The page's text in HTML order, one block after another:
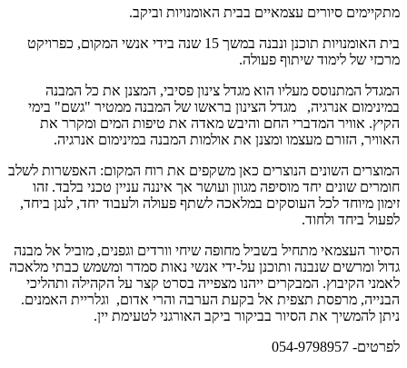
מתקיימים סיורים עצמאיים בבית האומנויות וביקב.
בית האומנויות תוכנן ונבנה במשך 15 שנה בידי אנשי המקום, כפרויקט
מרכזי של לימוד שיתוף פעולה.
המגדל המתנוסס מעליו הוא מגדל צינון פסיבי, המצנן את כל המבנה
במינימום אנרגיה, מגדל הצינון בראשו של המבנה ממטיר "גשם" בימי
הקיץ. אוויר המדברי החם והיבש מאדה את טיפות המים ומקרר את
האוויר, הזורם מעצמו ומצנן את אולמות המבנה במינימום אנרגיה.
המוצרים השונים הנוצרים כאן משקפים את רוח המקום: האפשרות לשלב
חומרים שונים יחד מוסיפה מגוון ועושר אך איננה עניין טכני בלבד. זהו
זימון מיוחד לכל העוסקים במלאכה לשתף פעולה ולעבוד יחד, לנגן ביחד,
לפעול ביחד ולחוד.
הסיור העצמאי מתחיל בשביל מחופה שיחי וורדים וגפנים, מוביל אל מבנה
גדול ומרשים שנבנה ותוכנן על-ידי אנשי נאות סמדר ומשמש כבתי מלאכה
לאמני הקיבוץ. המבקרים ייהנו מצפייה בסרט קצר על הקהילה ותהליכי
הבנייה, מרפסת תצפית אל בקעת הערבה והרי אדום, וגלריית האמנים.
ניתן להמשיך את הסיור בביקור ביקב האורגני לטעימת יין.
לפרטים- 054-9798957